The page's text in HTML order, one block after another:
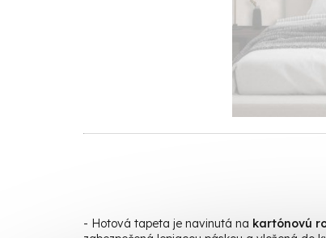
- Hotová tapeta je navinutá na kartónovú